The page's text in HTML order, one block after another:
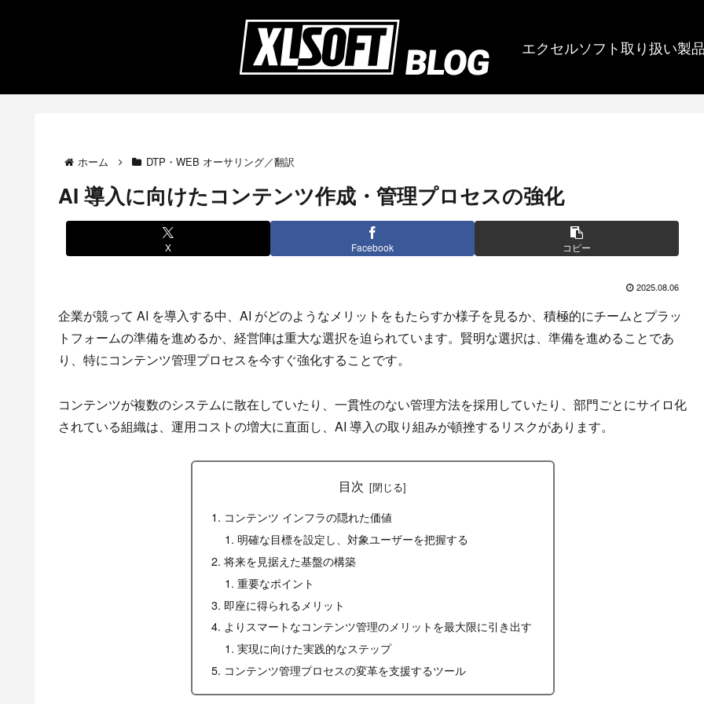
エクセルソフト取り扱い製
ホーム DTP・WEB オーサリング／翻訳
AI 導入に向けたコンテンツ作成・管理プロセスの強化
X Facebook コピー
2025.08.06
企業が競って AI を導入する中、AI がどのようなメリットをもたらすか様子を見るか、積極的にチームとプラッ
トフォームの準備を進めるか、経営陣は重大な選択を迫られています。賢明な選択は、準備を進めることであ
り、特にコンテンツ管理プロセスを今すぐ強化することです。
コンテンツが複数のシステムに散在していたり、一貫性のない管理方法を採用していたり、部門ごとにサイロ化
されている組織は、運用コストの増大に直面し、AI 導入の取り組みが頓挫するリスクがあります。
目次
コンテンツ インフラの隠れた価値
明確な目標を設定し、対象ユーザーを把握する
将来を見据えた基盤の構築
重要なポイント
即座に得られるメリット
よりスマートなコンテンツ管理のメリットを最大限に引き出す
実現に向けた実践的なステップ
コンテンツ管理プロセスの変革を支援するツール